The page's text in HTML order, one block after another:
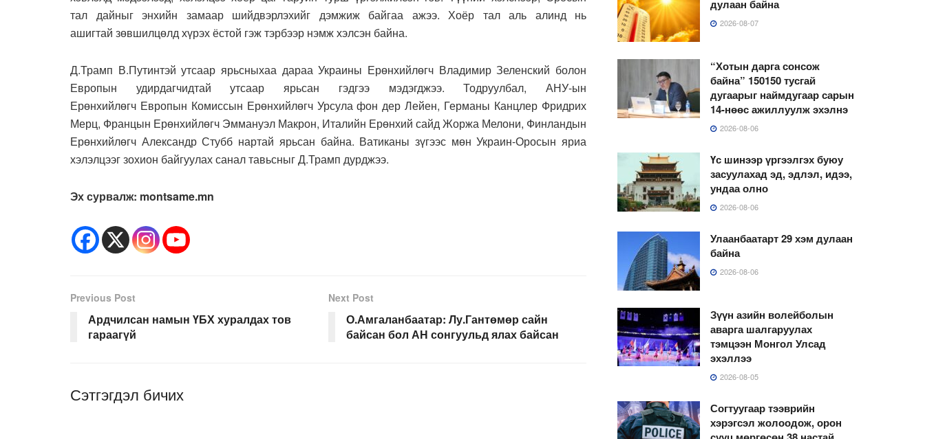
тал дайныг энхийн замаар шийдвэрлэхийг дэмжиж байгаа ажээ. Хоёр тал аль алинд нь
ашигтай зөвшилцөлд хүрэх ёстой гэж тэрбээр нэмж хэлсэн байна.
Д.Трамп В.Путинтэй утсаар ярьсныхаа дараа Украины Ерөнхийлөгч Владимир Зеленский болон
Европын удирдагчидтай утсаар ярьсан гэдгээ мэдэгджээ. Тодруулбал, АНУ-ын
Ерөнхийлөгч Европын Комиссын Ерөнхийлөгч Урсула фон дер Лейен, Германы Канцлер Фридрих
Мерц, Францын Ерөнхийлөгч Эммануэл Макрон, Италийн Ерөнхий сайд Жоржа Мелони, Финландын
Ерөнхийлөгч Александр Стубб нартай ярьсан байна. Ватиканы зүгээс мөн Украин-Оросын яриа
хэлэлцээг зохион байгуулах санал тавьсныг Д.Трамп дурджээ.
Эх сурвалж: montsame.mn
Previous Post
Ардчилсан намын ҮБХ хуралдах тов
гараагүй
Next Post
О.Амгаланбаатар: Лу.Гантөмөр сайн
байсан бол АН сонгуульд ялах байсан
Сэтгэгдэл бичих
дулаан байна
2026-08-07
“Хотын дарга сонсож
байна” 150150 тусгай
дугаарыг наймдугаар сарын
14-нөөс ажиллуулж эхэлнэ
2026-08-06
Үс шинээр үргээлгэх буюу
засуулахад эд, эдлэл, идээ,
ундаа олно
2026-08-06
Улаанбаатарт 29 хэм дулаан
байна
2026-08-06
Зүүн азийн волейболын
аварга шалгаруулах
тэмцээн Монгол Улсад
эхэллээ
2026-08-05
Согтуугаар тээврийн
хэрэгсэл жолоодож, орон